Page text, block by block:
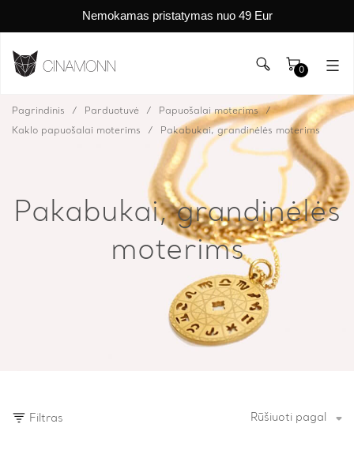
Nemokamas pristatymas nuo 49 Eur
0
Pakabukai, grandinėlės
moterims
Pagrindinis Parduotuvė Papuošalai moterims
Kaklo papuošalai moterims Pakabukai, grandinėlės moterims
Filtras Rūšiuoti pagal